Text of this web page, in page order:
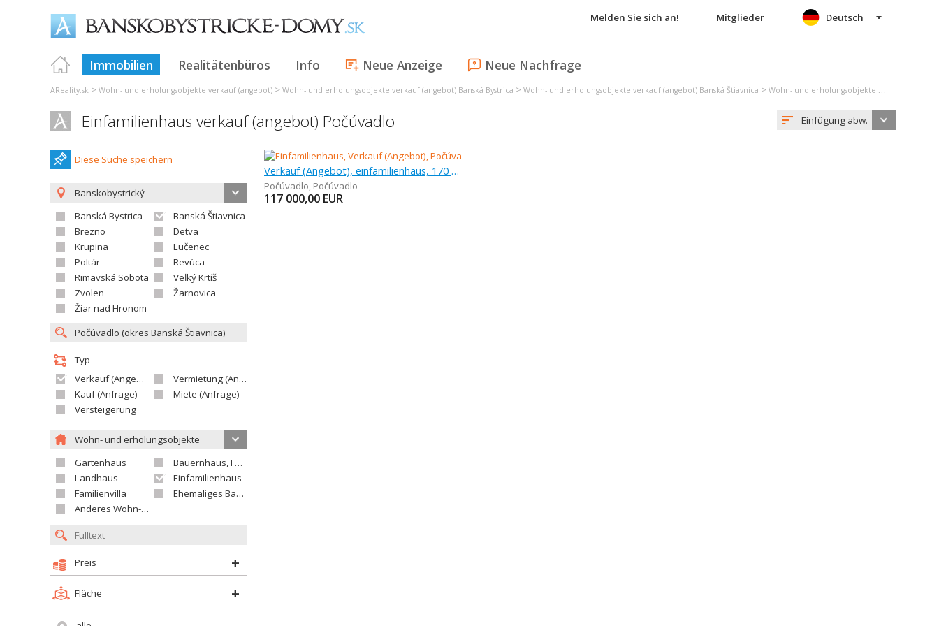
Melden Sie sich an! Mitglieder
Immobilien Realitätenbüros Info Neue Anzeige Neue Nachfrage
Deutsch
AReality.sk > Wohn- und erholungsobjekte verkauf (angebot) > Wohn- und erholungsobjekte verkauf (angebot) Banská Bystrica > Wohn- und erholungsobjekte verkauf (angebot) Banská Štiavnica > Wohn- und erholungsobjekte verkauf (angebot) Počúvadlo
Einfamilienhaus verkauf (angebot) Počúvadlo Einfügung abw.
Diese Suche speichern
Banskobystrický
Banská Bystrica
Banská Štiavnica
Brezno
Detva
Krupina
Lučenec
Poltár
Revúca
Rimavská Sobota
Veľký Krtíš
Zvolen
Žarnovica
Žiar nad Hronom
Typ
Verkauf (Angebot)
Vermietung (Angebot)
Kauf (Anfrage)
Miete (Anfrage)
Versteigerung
Wohn- und erholungsobjekte
Gartenhaus
Bauernhaus, Ferienhaus
Landhaus
Einfamilienhaus
Familienvilla
Ehemaliges Bauerngut
Anderes Wohn- oder Ferienobjekt
Preis
Fläche
Verkauf (Angebot), einfamilienhaus, 170 m
Počúvadlo, Počúvadlo
117 000,00 EUR